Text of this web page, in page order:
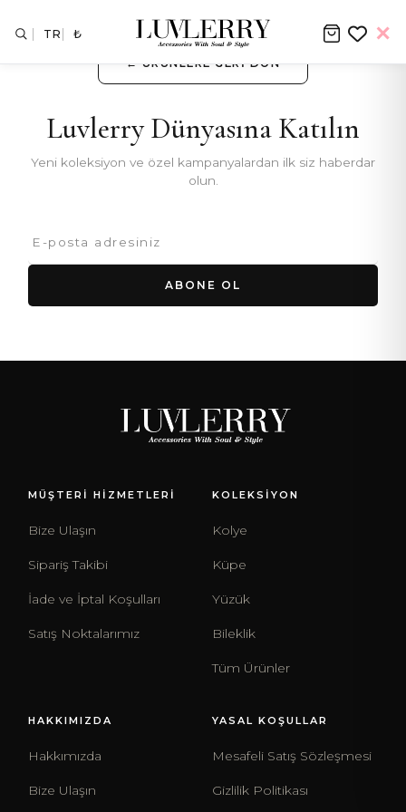
← ÜRÜNLERE GERI DÖN
Luvlerry Dünyasına Katılın
Yeni koleksiyon ve özel kampanyalardan ilk siz haberdar
olun.
ABONE OL
MÜŞTERİ HİZMETLERİ
Bize Ulaşın
Sipariş Takibi
İade ve İptal Koşulları
Satış Noktalarımız
KOLEKSİYON
Kolye
Küpe
Yüzük
Bileklik
Tüm Ürünler
HAKKIMIZDA
Hakkımızda
Bize Ulaşın
YASAL KOŞULLAR
Mesafeli Satış Sözleşmesi
Gizlilik Politikası
TR ₺